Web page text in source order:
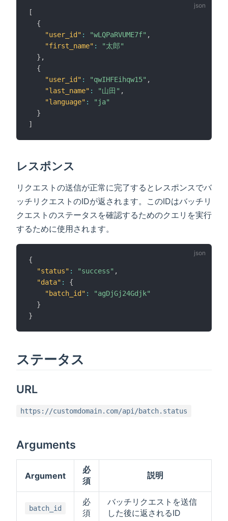
[
{
"user_id" : "wLQPaRVUME7f" ,
"first_name" :
"太郎"
} ,
{
"user_id" : "qwIHFEihqw15" ,
"last_name" : "山田" ,
"language" :
"ja"
}
]
レスポンス
リクエストの送信が正常に完了するとレスポンスでバ
ッチリクエストのIDが返されます。このIDはバッチリ
クエストのステータスを確認するためのクエリを実行
するために使用されます。
{
"status" : "success" ,
"data" :
{
"batch_id" :
"agDjGj24Gdjk"
}
}
ステータス
URL
https://customdomain.com/api/batch.status
Arguments
Argument
必
須
説明
batch_id
必
須
バッチリクエストを送信
した後に返されるID